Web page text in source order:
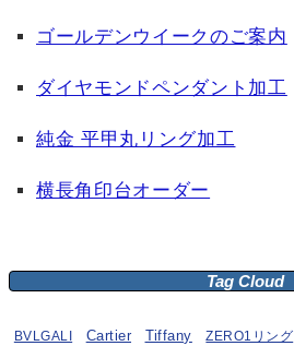
ゴールデンウイークのご案内
ダイヤモンドペンダント加工
純金 平甲丸リング加工
横長角印台オーダー
Tag Cloud
BVLGALI Cartier Tiffany ZERO1リング